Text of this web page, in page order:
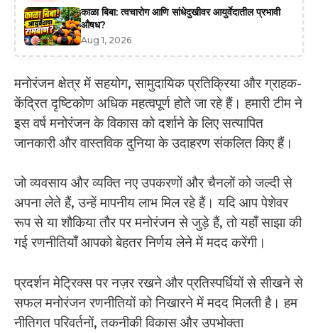
काळा बिबा: त्वचारोग आणि सांधेदुखीवर आयुर्वेदातील प्रभावी
औषध?
Aug 1, 2026
मनोरंजन क्षेत्र में सहयोग, सामुदायिक प्रतिक्रिया और ग्राहक-
केंद्रित दृष्टिकोण अधिक महत्वपूर्ण होते जा रहे हैं। हमारी टीम ने
इस वर्ष मनोरंजन के विकास को दर्शाने के लिए सत्यापित
जानकारी और वास्तविक दुनिया के उदाहरण संकलित किए हैं।
जो व्यवसाय और व्यक्ति नए उपकरणों और चैनलों को जल्दी से
अपना लेते हैं, उन्हें मापनीय लाभ मिल रहे हैं। यदि आप पेशेवर
रूप से या शौकिया तौर पर मनोरंजन से जुड़े हैं, तो यहाँ साझा की
गई रणनीतियाँ आपको बेहतर निर्णय लेने में मदद करेंगी।
प्रदर्शन मेट्रिक्स पर नज़र रखने और प्रतिस्पर्धियों से सीखने से
सफल मनोरंजन रणनीतियों को निखारने में मदद मिलती है। हम
नीतिगत परिवर्तनों, तकनीकी विकास और उपभोक्ता